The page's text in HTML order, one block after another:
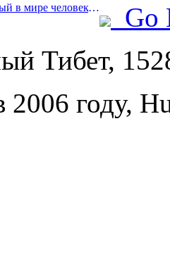
Prev:Представлен первый в мире человекоподобный робот, ориентированный на обслуживание в сфере общественного питания в различных сценариях.
Go
Тибет,
2006 году,